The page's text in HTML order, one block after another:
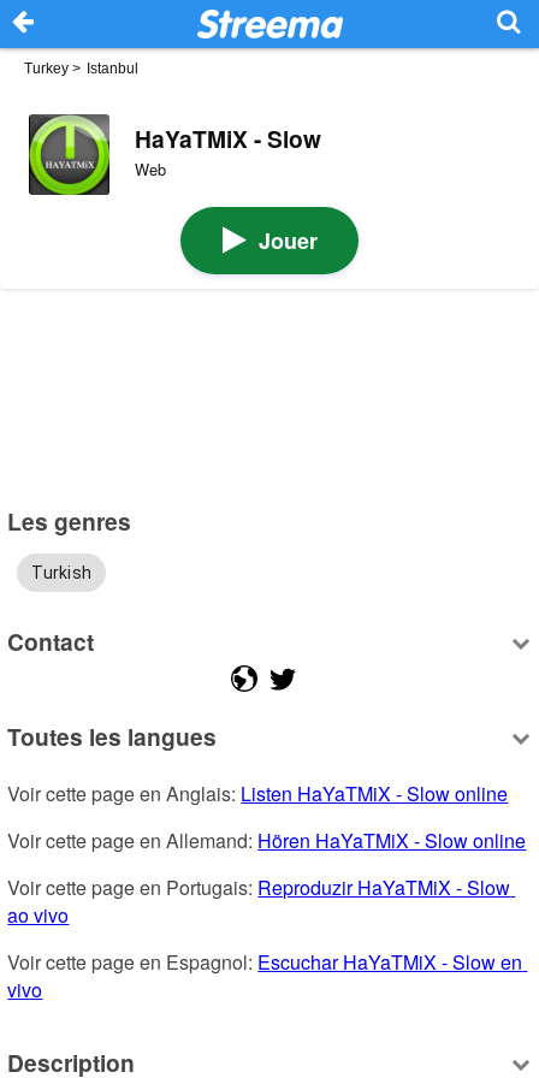
Turkey > Istanbul
HaYaTMiX - Slow
Web
Jouer
Les genres
Turkish
Contact
Toutes les langues
Voir cette page en Anglais: Listen HaYaTMiX - Slow online
Voir cette page en Allemand: Hören HaYaTMiX - Slow online
Voir cette page en Portugais: Reproduzir HaYaTMiX - Slow
ao vivo
Voir cette page en Espagnol: Escuchar HaYaTMiX - Slow en
vivo
Description